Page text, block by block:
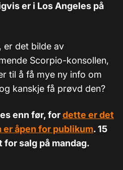
er i Los Angeles på
er det bilde av
Scorpio-konsollen,
til å få mye ny info om
kanskje få prøvd den?
enn før, fordette er det
åpen for publikum. 15
salg på mandag.